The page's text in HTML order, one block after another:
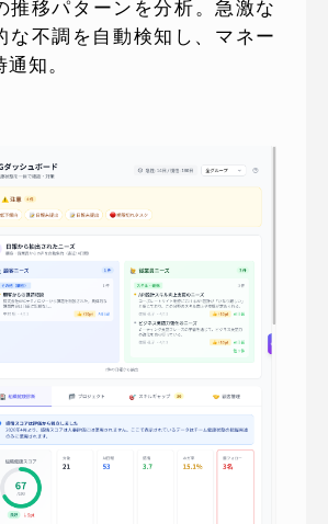
推移パターンを分析。急激な
な不調を自動検知し、マネー
知。